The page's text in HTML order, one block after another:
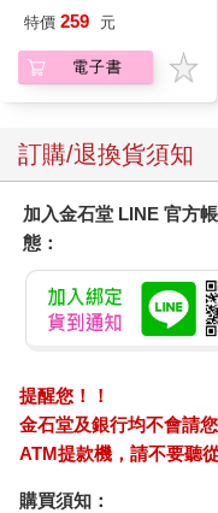
特價 259 元
電子書
訂購/退換貨須知
加入金石堂 LINE 官方
態：
提醒您！！
金石堂及銀行均不會請
ATM提款機，請不要聽
購買須知：